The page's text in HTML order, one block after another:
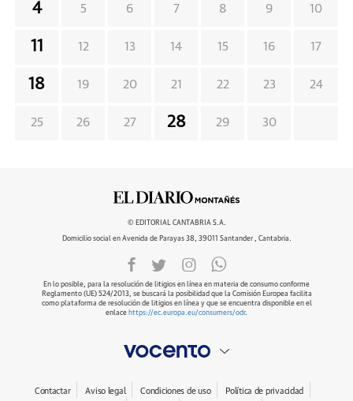
4 5 6 7 8 9 10
11 12 13 14 15 16 17
18 19 20 21 22 23 24
25 26 27 28 29 30
© EDITORIAL CANTABRIA S.A.
Domicilio social en Avenida de Parayas 38, 39011 Santander , Cantabria.
En lo posible, para la resolución de litigios en línea en materia de consumo conforme
Reglamento (UE) 524/2013, se buscará la posibilidad que la Comisión Europea facilita
como plataforma de resolución de litigios en línea y que se encuentra disponible en el
enlace https://ec.europa.eu/consumers/odr.
Contactar Aviso legal Condiciones de uso Política de privacidad